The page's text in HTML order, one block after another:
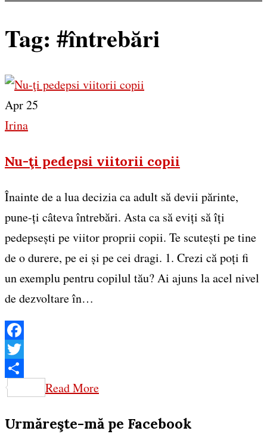
Tag: #întrebări
Apr 25
Irina
Nu-ţi pedepsi viitorii copii
Înainte de a lua decizia ca adult să devii părinte,
pune-ți câteva întrebări. Asta ca să eviți să îți
pedepsești pe viitor proprii copii. Te scutești pe tine
de o durere, pe ei și pe cei dragi. 1. Crezi că poți fi
un exemplu pentru copilul tău? Ai ajuns la acel nivel
de dezvoltare în…
Facebook
Twitter
Share
Read More
Urmăreşte-mă pe Facebook